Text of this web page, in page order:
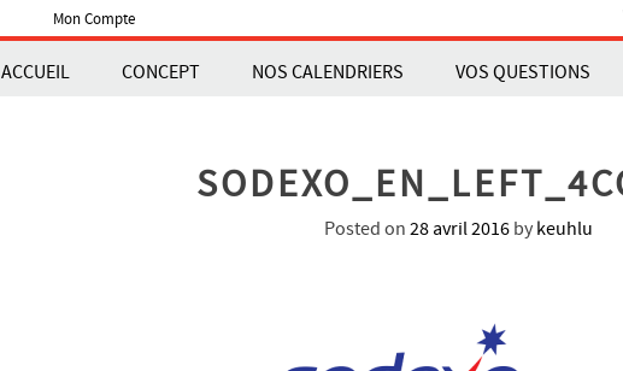
Mon Compte
ACCUEIL CONCEPT NOS CALENDRIERS VOS QUESTIONS
Posted on 28 avril 2016by keuhlu